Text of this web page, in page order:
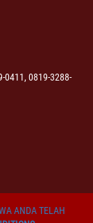
0411, 0819-3288-
ANDA TELAH